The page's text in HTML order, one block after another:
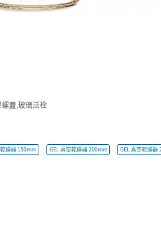
蓋,玻璃活栓
燥器 150mm GEL 真空乾燥器 200mm GEL 真空乾燥器